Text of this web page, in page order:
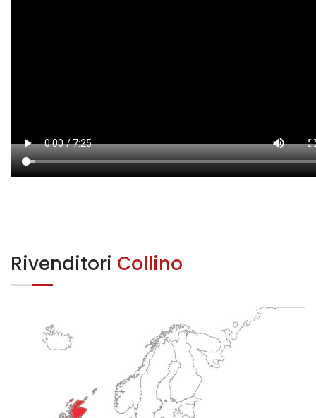
Rivenditori Collino